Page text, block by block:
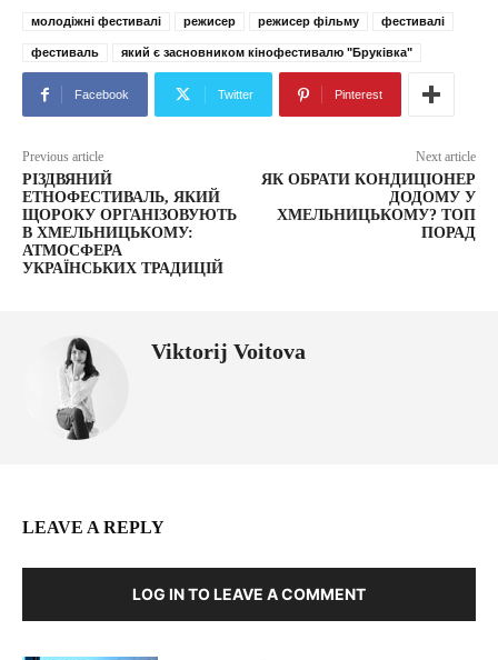
молодіжні фестивалі режисер режисер фільму фестивалі
фестиваль який є засновником кінофестивалю "Бруківка"
Facebook Twitter Pinterest
Previous article
РІЗДВЯНИЙ
ЕТНОФЕСТИВАЛЬ, ЯКИЙ
ЩОРОКУ ОРГАНІЗОВУЮТЬ
В ХМЕЛЬНИЦЬКОМУ:
АТМОСФЕРА
УКРАЇНСЬКИХ ТРАДИЦІЙ
Next article
ЯК ОБРАТИ КОНДИЦІОНЕР
ДОДОМУ У
ХМЕЛЬНИЦЬКОМУ? ТОП
ПОРАД
Viktorij Voitova
LEAVE A REPLY
LOG IN TO LEAVE A COMMENT